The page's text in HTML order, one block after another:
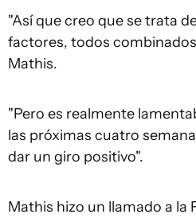
"Así que creo que se trata
factores, todos
Mathis.
"Pero es realmente
las próximas cuatro
dar un giro positivo".
Mathis hizo un llamado a la